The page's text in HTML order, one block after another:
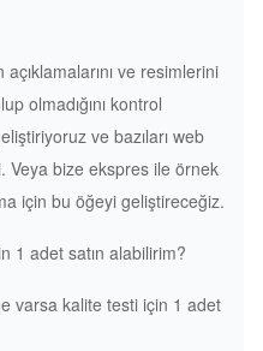
ve resimlerini
olmadığını kontrol
ve bazıları web
Veya bize ekspres ile örnek
için bu öğeyi geliştireceğiz.
1 adet satın alabilirim?
varsa kalite testi için 1 adet